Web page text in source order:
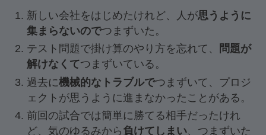
新しい会社をはじめたけれど、人が思うように
集まらないのでつまずいた。
テスト問題で掛け算のやり方を忘れて、
問題が
解けなくてつまずいている。
過去に機械的なトラブルでつまずいて、プロジ
ェクトが思うように進まなかったことがある。
前回の試合では簡単に勝てる相手だったけれ
ど、気のゆるみから 負けてしまい、つまずいた